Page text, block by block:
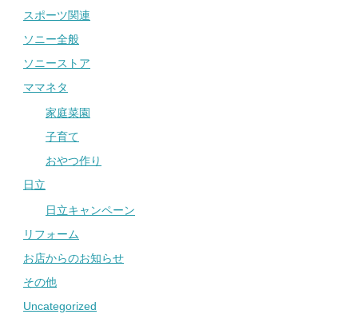
スポーツ関連
ソニー全般
ソニーストア
ママネタ
家庭菜園
子育て
おやつ作り
日立
日立キャンペーン
リフォーム
お店からのお知らせ
その他
Uncategorized